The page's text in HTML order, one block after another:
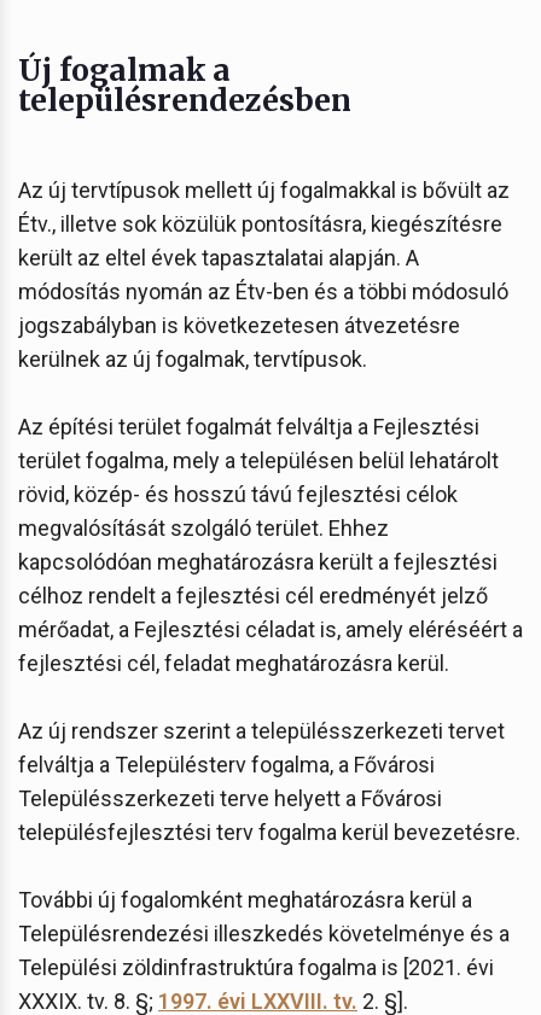
Új fogalmak a
településrendezésben
Az új tervtípusok mellett új fogalmakkal is bővült az
Étv., illetve sok közülük pontosításra, kiegészítésre
került az eltel évek tapasztalatai alapján. A
módosítás nyomán az Étv-ben és a többi módosuló
jogszabályban is következetesen átvezetésre
kerülnek az új fogalmak, tervtípusok.
Az építési terület fogalmát felváltja a Fejlesztési
terület fogalma, mely a településen belül lehatárolt
rövid, közép- és hosszú távú fejlesztési célok
megvalósítását szolgáló terület. Ehhez
kapcsolódóan meghatározásra került a fejlesztési
célhoz rendelt a fejlesztési cél eredményét jelző
mérőadat, a Fejlesztési céladat is, amely eléréséért a
fejlesztési cél, feladat meghatározásra kerül.
Az új rendszer szerint a településszerkezeti tervet
felváltja a Településterv fogalma, a Fővárosi
Településszerkezeti terve helyett a Fővárosi
településfejlesztési terv fogalma kerül bevezetésre.
További új fogalomként meghatározásra kerül a
Településrendezési illeszkedés követelménye és a
Települési zöldinfrastruktúra fogalma is [2021. évi
XXXIX. tv. 8. §; 1997. évi LXXVIII. tv. 2. §].